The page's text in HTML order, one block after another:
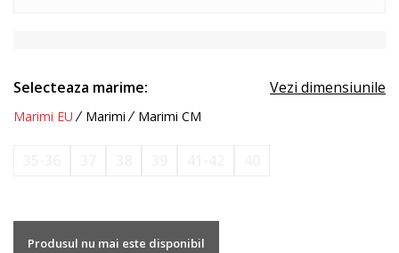
Selecteaza marime: Vezi dimensiunile
Marimi EU Marimi Marimi CM
Produsul nu mai este disponibil